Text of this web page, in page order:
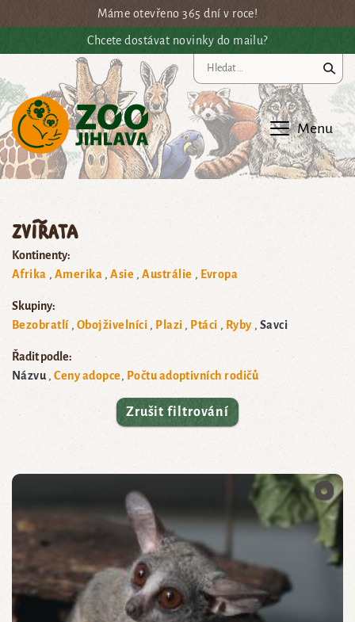
Přejít na hlavní obsahMáme otevřeno 365 dní v roce!
Chcete dostávat novinky do mailu?
Menu
Zvířata
Kontinenty:
Afrika
Amerika Asie Austrálie Evropa
Skupiny:
Bezobratlí
Obojživelníci Plazi Ptáci Ryby Savci
Řadit podle:
Názvu
Ceny adopce Počtu adoptivních rodičů
Zrušit filtrování